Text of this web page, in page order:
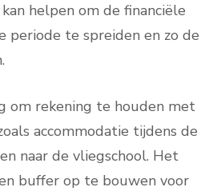
helpen om de financiële
periode te spreiden en zo de
om rekening te houden met
accommodatie tijdens de
naar de vliegschool. Het
buffer op te bouwen voor